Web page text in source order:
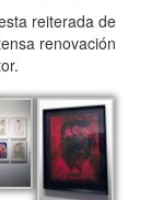
reiterada de
renovación